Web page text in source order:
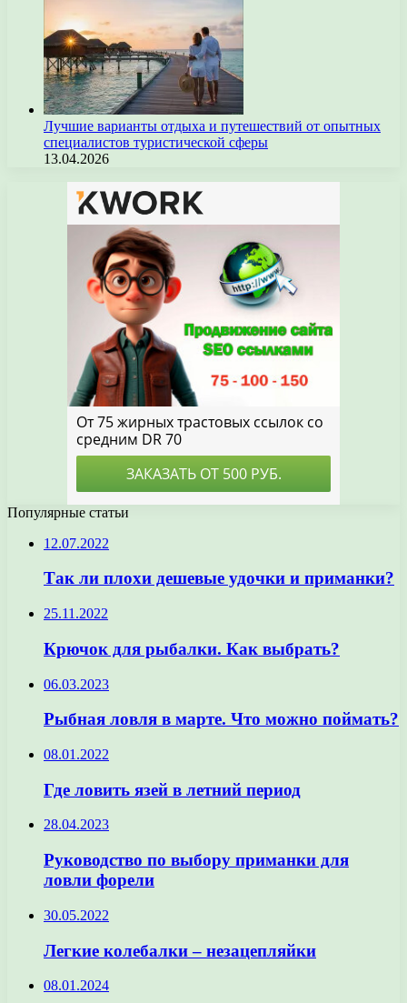
Лучшие варианты отдыха и путешествий от опытных
специалистов туристической сферы
13.04.2026
Популярные статьи
12.07.2022
Так ли плохи дешевые удочки и приманки?
25.11.2022
Крючок для рыбалки. Как выбрать?
06.03.2023
Рыбная ловля в марте. Что можно поймать?
08.01.2022
Где ловить язей в летний период
28.04.2023
Руководство по выбору приманки для
ловли форели
30.05.2022
Легкие колебалки – незацепляйки
08.01.2024